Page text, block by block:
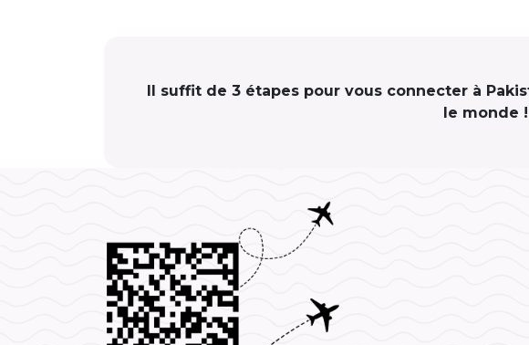
Il suffit de 3 étapes pour vous connecter à
le monde !